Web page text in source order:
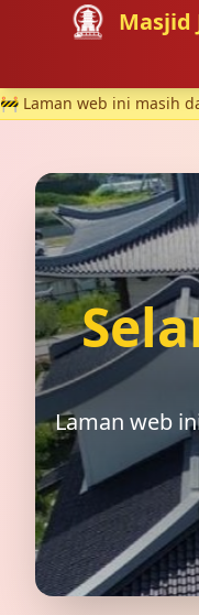
Masjid
🚧 Laman web ini masih
Laman web